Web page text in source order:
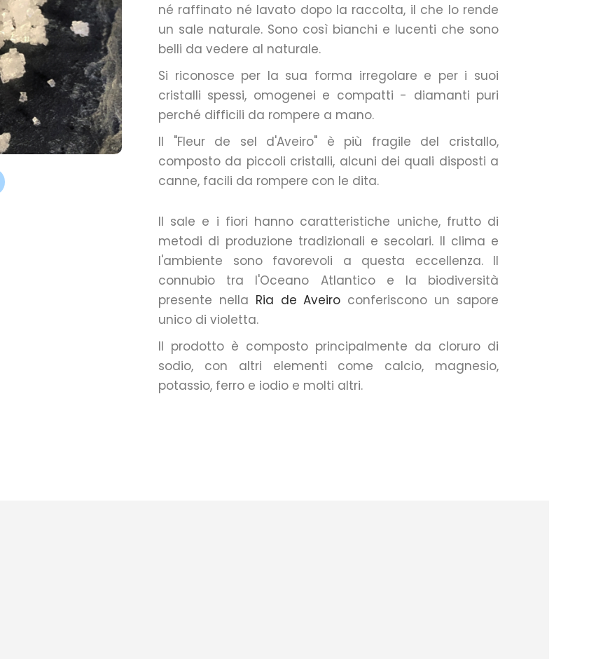
né raffinato né lavato dopo la raccolta, il che lo rende
un sale naturale. Sono così bianchi e lucenti che sono
belli da vedere al naturale.
Si riconosce per la sua forma irregolare e per i suoi
cristalli spessi, omogenei e compatti - diamanti puri
perché difficili da rompere a mano.
Il "Fleur de sel d'Aveiro" è più fragile del cristallo,
composto da piccoli cristalli, alcuni dei quali disposti a
canne, facili da rompere con le dita.
Il sale e i fiori hanno caratteristiche uniche, frutto di
metodi di produzione tradizionali e secolari. Il clima e
l'ambiente sono favorevoli a questa eccellenza. Il
connubio tra l'Oceano Atlantico e la biodiversità
presente nella Ria de Aveiro conferiscono un sapore
unico di violetta.
Il prodotto è composto principalmente da cloruro di
sodio, con altri elementi come calcio, magnesio,
potassio, ferro e iodio e molti altri.